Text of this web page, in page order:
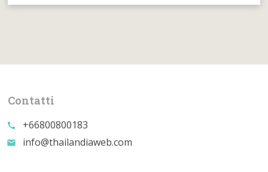
Contatti
call +66800800183
email info@thailandiaweb.com